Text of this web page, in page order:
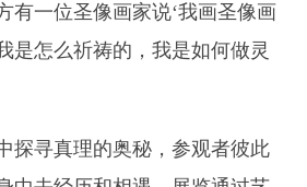
有一位圣像画家说‘我画圣像画
是怎么祈祷的，我是如何做灵
探寻真理的奥秘，参观者彼此